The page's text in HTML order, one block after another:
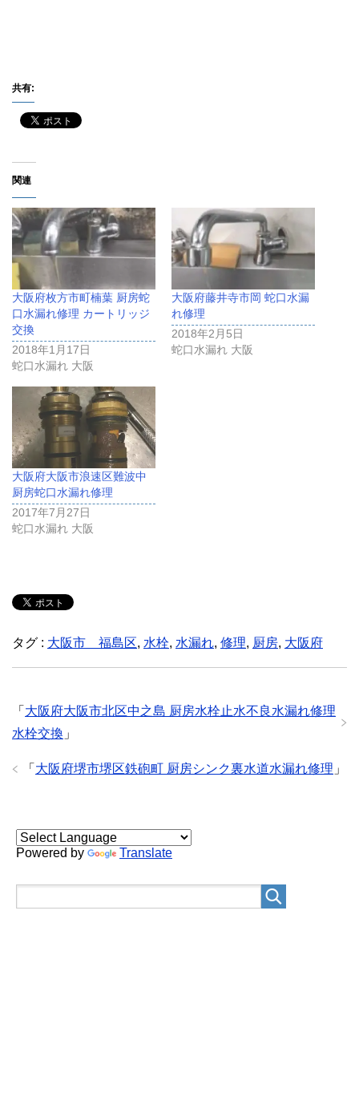
共有:
関連
大阪府枚方市町楠葉 厨房蛇
口水漏れ修理 カートリッジ
交換
2018年1月17日
蛇口水漏れ 大阪
大阪府藤井寺市岡 蛇口水漏
れ修理
2018年2月5日
蛇口水漏れ 大阪
大阪府大阪市浪速区難波中
厨房蛇口水漏れ修理
2017年7月27日
蛇口水漏れ 大阪
タグ : 大阪市 福島区, 水栓, 水漏れ, 修理, 厨房, 大阪府
「 大阪府大阪市北区中之島 厨房水栓止水不良水漏れ修理
水栓交換 」
「 大阪府堺市堺区鉄砲町 厨房シンク裏水道水漏れ修理 」
Powered by Translate